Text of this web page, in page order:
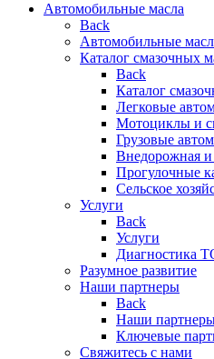
Автомобильные масла
Back
Автомобильные
Каталог смазочных
Back
Каталог
Легковые
Мотоциклы и
Грузовые
Внедорожная и
Прогулочные
Сельское
Услуги
Back
Услуги
Диагностика
Разумное развитие
Наши партнеры
Back
Наши
Ключевые
Свяжитесь с нами